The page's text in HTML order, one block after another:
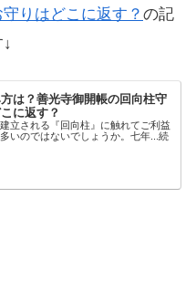
りはどこに返す？ の記
は？善光寺御開帳の回向柱守
に返す？
立される『回向柱』に触れてご利益
いのではないでしょうか。七年...続